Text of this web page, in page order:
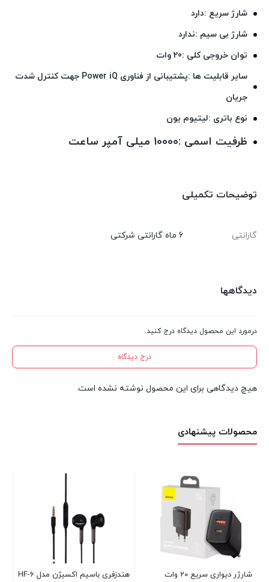
شارژ سریع :دارد
شارژ بی‌ سیم :ندارد
توان خروجی کلی :20 وات
سایر قابلیت‌ ها :پشتیبانی از فناوری Power iQ جهت کنترل شدت
جریان
نوع باتری :لیتیوم یون
ظرفیت اسمی :10000 میلی آمپر ساعت
توضیحات تکمیلی
گارانتی 6 ماه گارانتی شرکتی
دیدگاهها
درمورد این محصول دیدگاه درج کنید.
درج دیدگاه
هیچ دیدگاهی برای این محصول نوشته نشده است.
محصولات پیشنهادی
شارژر دیواری سریع 20 وات
هندزفری باسیم اکسیژن مدل HF-6